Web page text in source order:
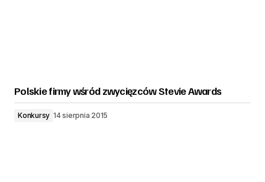
Polskie firmy wśród zwycięzców Stevie Awards
Konkursy 14 sierpnia 2015